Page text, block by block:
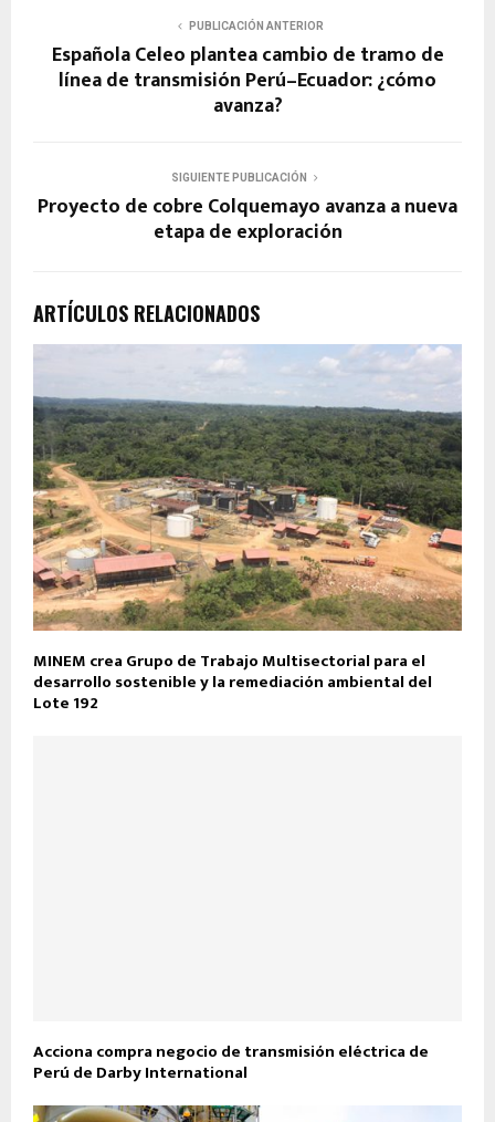
PUBLICACIÓN ANTERIOR
Española Celeo plantea cambio de tramo de
línea de transmisión Perú–Ecuador: ¿cómo
avanza?
SIGUIENTE PUBLICACIÓN
Proyecto de cobre Colquemayo avanza a nueva
etapa de exploración
ARTÍCULOS RELACIONADOS
MINEM crea Grupo de Trabajo Multisectorial para el
desarrollo sostenible y la remediación ambiental del
Lote 192
Acciona compra negocio de transmisión eléctrica de
Perú de Darby International